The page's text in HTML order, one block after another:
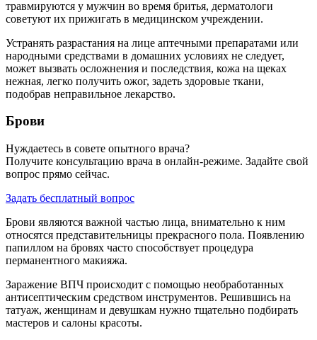
травмируются у мужчин во время бритья, дерматологи
советуют их прижигать в медицинском учреждении.
Устранять разрастания на лице аптечными препаратами или
народными средствами в домашних условиях не следует,
может вызвать осложнения и последствия, кожа на щеках
нежная, легко получить ожог, задеть здоровые ткани,
подобрав неправильное лекарство.
Брови
Нуждаетесь в совете опытного врача?
Получите консультацию врача в онлайн-режиме. Задайте свой
вопрос прямо сейчас.
Задать бесплатный вопрос
Брови являются важной частью лица, внимательно к ним
относятся представительницы прекрасного пола. Появлению
папиллом на бровях часто способствует процедура
перманентного макияжа.
Заражение ВПЧ происходит с помощью необработанных
антисептическим средством инструментов. Решившись на
татуаж, женщинам и девушкам нужно тщательно подбирать
мастеров и салоны красоты.